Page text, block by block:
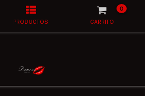
PRODUCTOS CARRITO
0